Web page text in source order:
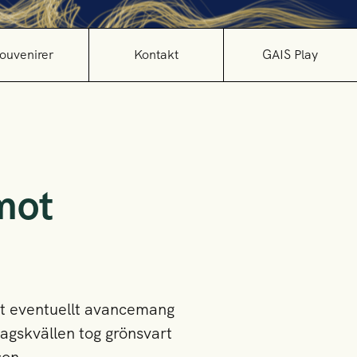
Kontakt GAIS Play
eventuellt avancemang
tog grönsvart